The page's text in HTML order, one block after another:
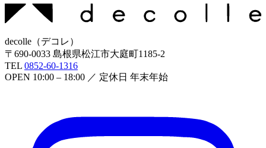
decolle （デコレ ）
〒 690-0033 島根県松江市大庭町1185-2
TEL 0852-60-1316
OPEN 10:00 – 18:00 ／ 定休日 年末年始